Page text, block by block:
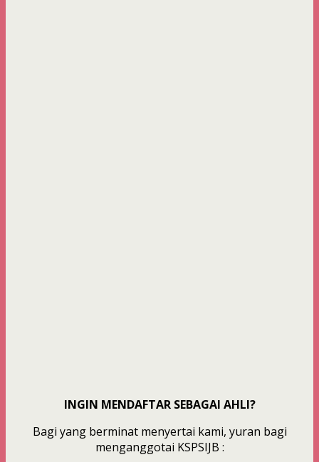
INGIN MENDAFTAR SEBAGAI AHLI?
Bagi yang berminat menyertai kami, yuran bagi
menganggotai KSPSIJB :